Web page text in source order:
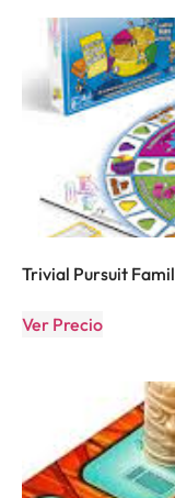
Trivial Pursuit
Ver Precio